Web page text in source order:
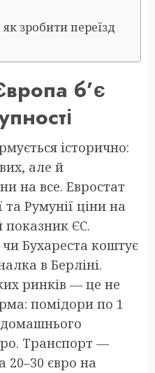
зробити переїзд
б’є
історично:
але й
на все. Евростат
Румунії ціни на
показник ЄС.
Бухареста коштує
в Берліні.
ринків — це не
помідори по 1
домашнього
Транспорт —
20–30 євро на